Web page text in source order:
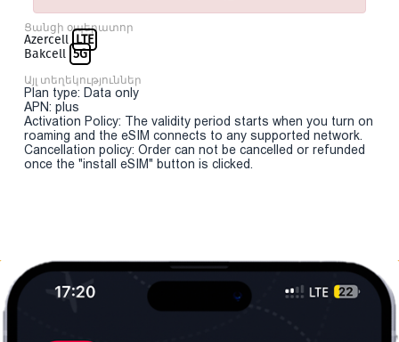
Ցանցի օպերատոր
Azercell LTE
Bakcell 5G
Այլ տեղեկություններ
Plan type: Data only
APN: plus
Activation Policy: The validity period starts when you turn on
roaming and the eSIM connects to any supported network.
Cancellation policy: Order can not be cancelled or refunded
once the "install eSIM" button is clicked.